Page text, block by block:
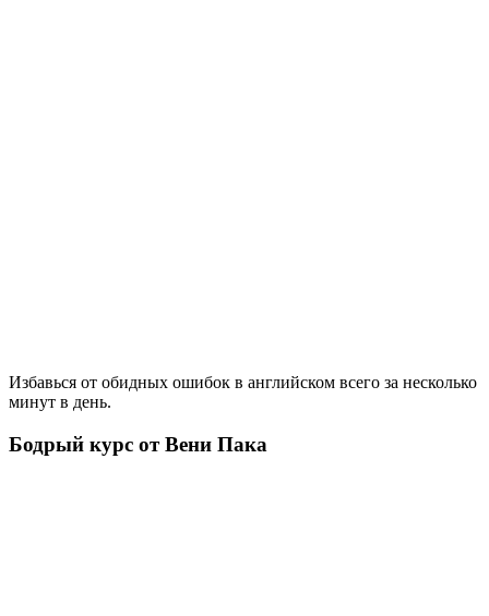
Избавься от обидных ошибок в английском всего за несколько
минут в день.
Бодрый курс от Вени Пака